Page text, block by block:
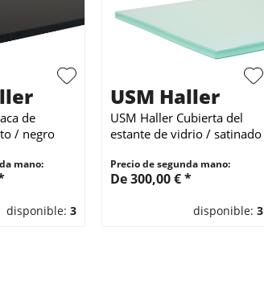
de
/ negro
mano:
disponible: 3
USM Haller
USM Haller Cubierta del
estante de vidrio / satinado
Precio de segunda mano:
De 300,00 € *
disponible: 3